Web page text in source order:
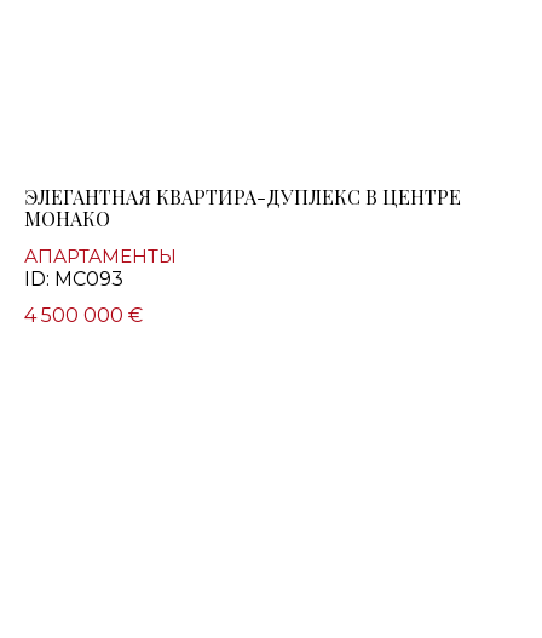
ЭЛЕГАНТНАЯ КВАРТИРА-ДУПЛЕКС В ЦЕНТРЕ
МОНАКО
АПАРТАМЕНТЫ
ID: MC093
4 500 000 €